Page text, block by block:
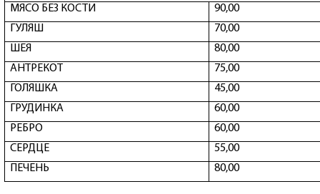
МЯСО БЕЗ КОСТИ
90,00
ГУЛЯШ
70,00
ШЕЯ
80,00
АНТРЕКОТ
75,00
ГОЛЯШКА
45,00
ГРУДИНКА
60,00
РЕБРО
60,00
СЕРДЦЕ
55,00
ПЕЧЕНЬ
80,00